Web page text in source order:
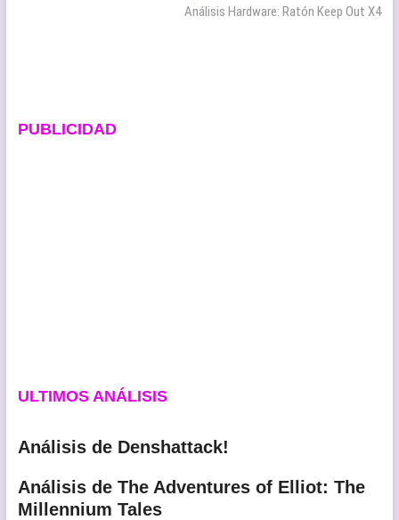
siguiente:
Análisis Hardware: Ratón Keep Out X4
PUBLICIDAD
ULTIMOS ANÁLISIS
Análisis de Denshattack!
Análisis de The Adventures of Elliot: The
Millennium Tales